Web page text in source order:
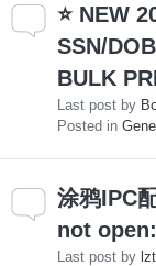
⭐ NEW
SSN/
BULK
Last post by
Posted in
涂鸦IPC
not
Last post by